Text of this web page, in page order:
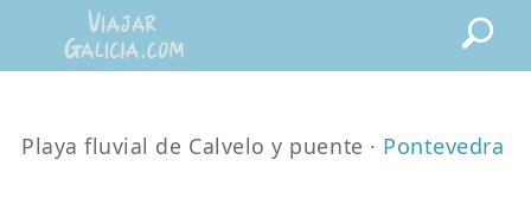
Playa fluvial de Calvelo y puente · Pontevedra